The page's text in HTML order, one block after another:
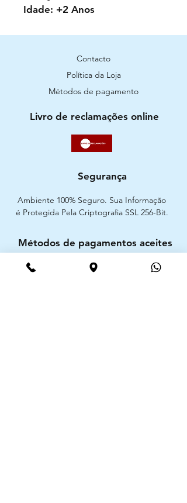
Idade: +2 Anos
Contacto
Política da Loja
Métodos de pagamento
Livro de reclamações online
Segurança
Ambiente 100% Seguro. Sua Informação
é Protegida Pela Criptografia SSL 256-Bit.
Métodos de pagamentos aceites